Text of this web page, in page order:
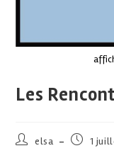
Les
elsa 1